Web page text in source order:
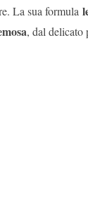
La sua formula
, dal delicato